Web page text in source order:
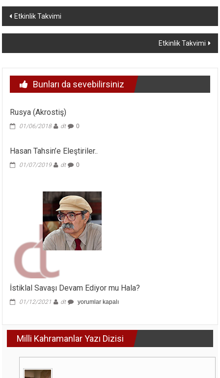
Yazı
dolaşımı
Etkinlik Takvimi
Etkinlik Takvimi
Bunları da sevebilirsiniz
Rusya (Akrostiş)
01/06/2018 dt 0
Hasan Tahsin’e Eleştiriler..
01/07/2019 dt 0
İstiklal Savaşı Devam Ediyor mu Hala?
01/12/2021 dt
İstiklal
mu
Hala?
yorumlar kapalı
Milli Kahramanlar Yazı Dizisi